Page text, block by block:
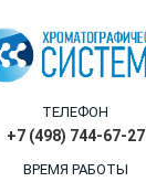
ТЕЛЕФОН
+7 (498) 744-67-27
ВРЕМЯ РАБОТЫ